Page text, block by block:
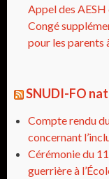
Appel des
Congé
pour les parents
SNUDI-FO
Compte rendu
concernant
Cérémonie du
guerrière à